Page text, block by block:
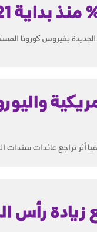
الجديدة بفيروس كورونا
أثر تراجع عائدات سندات
رأس